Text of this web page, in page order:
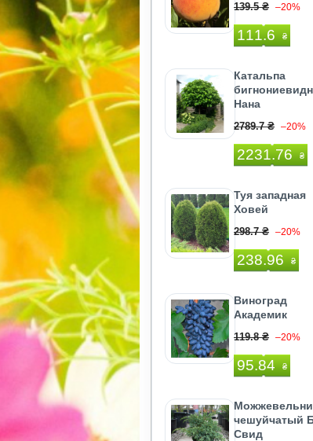
139.5 ₴ –20%
111.6 ₴
Катальпа
Нана
2789.7 ₴ –20%
2231.76 ₴
Туя западная
Ховей
298.7 ₴ –20%
238.96 ₴
Виноград
Академик
119.8 ₴ –20%
95.84 ₴
чешуйчатый
Свид